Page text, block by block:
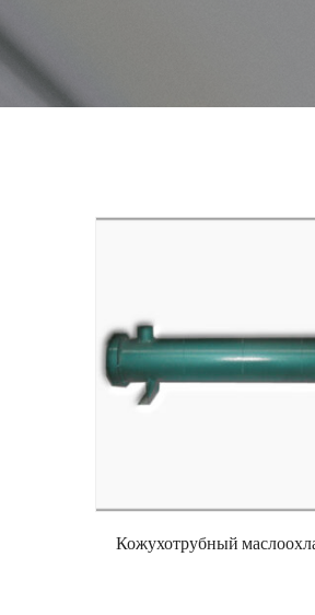
Кожухотрубный